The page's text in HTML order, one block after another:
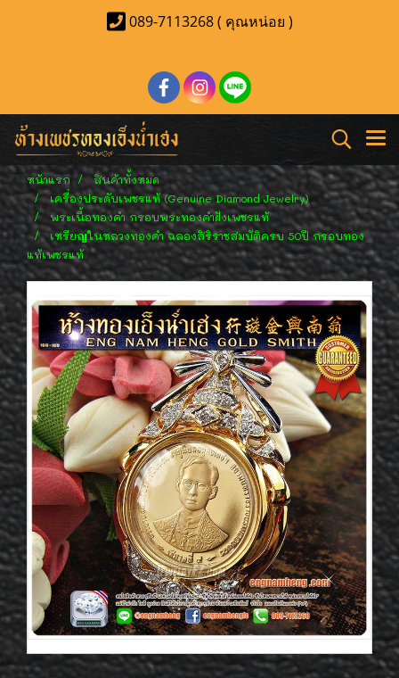
089-7113268 ( คุณหน่อย )
หน้าแรก
สินค้าทั้งหมด
เครื่องประดับเพชรแท้ (Genuine Diamond Jewelry)
พระเนื้อทองคำ กรอบพระทองคำฝังเพชรแท้
เหรียญในหลวงทองคำ ฉลองสิริราชสมบัติครบ 50ปี กรอบทอง
แท้เพชรแท้